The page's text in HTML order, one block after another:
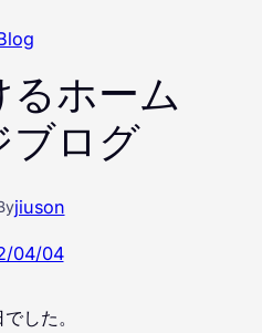
ホーム
ブログ
jiuson
04/04
した。